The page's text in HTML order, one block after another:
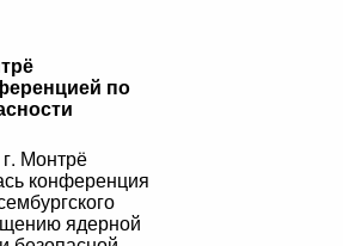
по
Монтрё
конференция
ядерной